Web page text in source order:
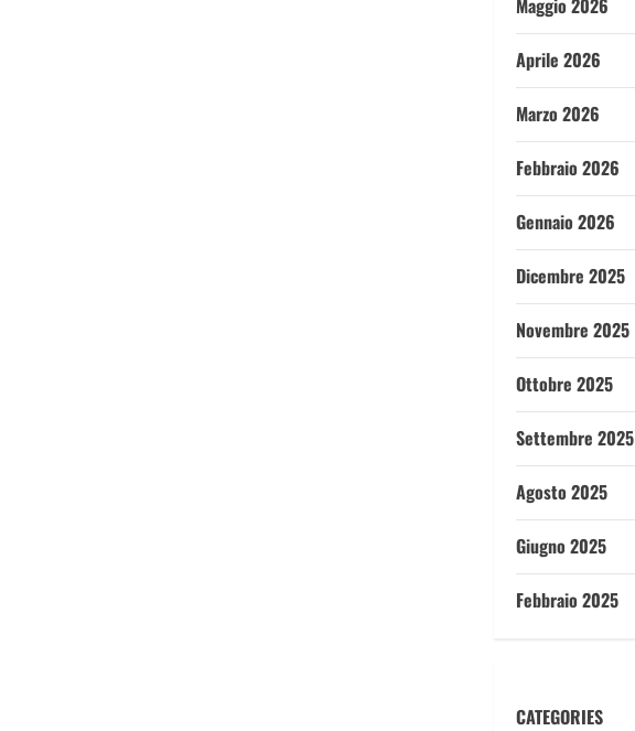
Maggio 2026
Aprile 2026
Marzo 2026
Febbraio 2026
Gennaio 2026
Dicembre 2025
Novembre 2025
Ottobre 2025
Settembre 2025
Agosto 2025
Giugno 2025
Febbraio 2025
CATEGORIES